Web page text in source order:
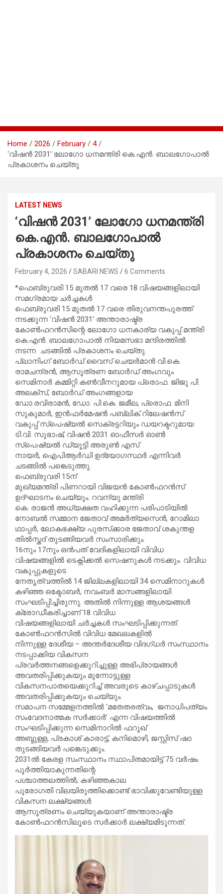
Home 2026 February
4
‘വിഷൻ 2031’ ലോഗോ ധനമന്ത്രി കെ.എൻ. ബാലഗോപാൽ
പ്രകാശനം ചെയ്തു
LATEST NEWS
‘വിഷൻ 2031’ ലോഗോ ധനമന്ത്രി
കെ.എൻ. ബാലഗോപാൽ
പ്രകാശനം ചെയ്തു
February 4, 2026 SABARI NEWS 6 Comments
*ഫെബ്രുവരി 15 മുതൽ 17 വരെ 18 വിഷയങ്ങളിലായി
സമഗ്രമായ ചർച്ചകൾ
ഫെബ്രുവരി 15 മുതൽ 17 വരെ തിരുവനന്തപുരത്ത്
നടക്കുന്ന ‘വിഷൻ 2031’ അന്താരാഷ്ട്ര
കോൺഫറൻസിന്റെ ലോഗോ ധനകാര്യ വകുപ്പ് മന്ത്രി
കെ.എൻ. ബാലഗോപാൽ നിയമസഭാ മന്ദിരത്തിൽ
നടന്ന ചടങ്ങിൽ പ്രകാശനം ചെയ്തു.
പ്ലാനിംഗ് ബോർഡ് വൈസ് ചെയർമാൻ വി.കെ.
രാമചന്ദ്രൻ, ആസൂത്രണ ബോർഡ് അംഗവും
സെമിനാർ കമ്മിറ്റി കൺവീനറുമായ പ്രൊഫ. ജിജു പി.
അലക്‌സ്, ബോർഡ് അംഗങ്ങളായ
ഡോ.രവിരാമൻ, ഡോ. പി.കെ. ജമീല, പ്രൊഫ. മിനി
സുകുമാർ, ഇൻഫർമേഷൻ പബ്ലിക് റിലേഷൻസ്
വകുപ്പ് സ്‌പെഷ്യൽ സെക്രട്ടറിയും ഡയറക്ടറുമായ
ടി.വി. സുഭാഷ്, വിഷൻ 2031 ഓഫീസർ ഓൺ
സ്‌പെഷ്യൽ ഡ്യൂട്ടി അരുൺ എസ്
നായർ, ഐപിആർഡി ഉദ്യോഗസ്ഥർ എന്നിവർ
ചടങ്ങിൽ പങ്കെടുത്തു.
ഫെബ്രുവരി 15ന്
മുഖ്യമന്ത്രി പിണറായി വിജയൻ കോൺഫറൻസ്
ഉദ്ഘാടനം ചെയ്യും. റവന്യു മന്ത്രി
കെ. രാജൻ അധ്യക്ഷത വഹിക്കുന്ന പരിപാടിയിൽ
നോബൽ സമ്മാന ജേതാവ് അമർത്യസെൻ, റോമിലാ
ഥാപ്പർ, ലോകഭക്ഷ്യ പുരസ്‌ക്കാര ജേതാവ് ശകുന്തള
തിൽസ്തദ് തുടങ്ങിയവർ സംസാരിക്കും.
16നും 17നും ഒൻപത് വേദികളിലായി വിവിധ
വിഷയങ്ങളിൽ ടെക്നിക്കൽ സെഷനുകൾ നടക്കും. വിവിധ
വകുപ്പുകളുടെ
നേതൃത്വത്തിൽ 14 ജില്ലകളിലായി 34 സെമിനാറുകൾ
കഴിഞ്ഞ ഒക്ടോബർ, നവംബർ മാസങ്ങളിലായി
സംഘടിപ്പിച്ചിരുന്നു. അതിൽ നിന്നുള്ള ആശയങ്ങൾ
ക്രോഡീകരിച്ചാണ് 18 വിവിധ
വിഷയങ്ങളിലായി ചർച്ചകൾ സംഘടിപ്പിക്കുന്നത്.
കോൺഫറൻസിൽ വിവിധ മേഖലകളിൽ
നിന്നുള്ള ദേശീയ – അന്തർദേശീയ വിദഗ്ധർ സംസ്ഥാനം
നടപ്പാക്കിയ വികസന
പ്രവർത്തനങ്ങളെക്കുറിച്ചുള്ള അഭിപ്രായങ്ങൾ
അവതരിപ്പിക്കുകയും മുന്നോട്ടുള്ള
വികസനപാതയെക്കുറിച്ച് അവരുടെ കാഴ്ചപ്പാടുകൾ
അവതരിപ്പിക്കുകയും ചെയ്യും.
സമാപന സമ്മേളനത്തിൽ ‘മതേതരത്വം, ജനാധിപത്യം
സംവേദനാത്മക സർക്കാർ’ എന്ന വിഷയത്തിൽ
സംഘടിപ്പിക്കുന്ന സെമിനാറിൽ ഫറൂഖ്
അബ്ദുള്ള, പ്രകാശ് കാരാട്ട്, കനിമൊഴി, ജസ്റ്റിസ് ഷാ
തുടങ്ങിയവർ പങ്കെടുക്കും.
2031ൽ കേരള സംസ്ഥാനം സ്ഥാപിതമായിട്ട് 75 വർഷം
പൂർത്തിയാകുന്നതിന്റെ
പശ്ചാത്തലത്തിൽ, കഴിഞ്ഞകാല
പുരോഗതി വിലയിരുത്തിക്കൊണ്ട് ഭാവിക്കുവേണ്ടിയുള്ള
വികസന ലക്ഷ്യങ്ങൾ
ആസൂത്രണം ചെയ്യുകയാണ് അന്താരാഷ്ട്ര
കോൺഫറൻസിലൂടെ സർക്കാർ ലക്ഷ്യമിടുന്നത്.